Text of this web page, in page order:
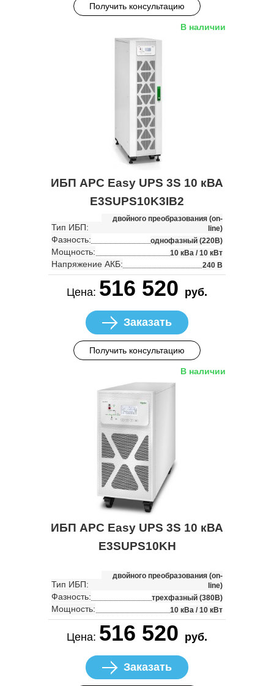
Получить консультацию
В наличии
ИБП APC Easy UPS 3S 10 кВА
E3SUPS10K3IB2
Тип ИБП:
двойного преобразования (on-
line)
Фазность: однофазный (220В)
Мощность: 10 кВа / 10 кВт
Напряжение АКБ: 240 В
Цена: 516 520 руб.
Заказать
Получить консультацию
В наличии
ИБП APC Easy UPS 3S 10 кВА
E3SUPS10KH
Тип ИБП:
двойного преобразования (on-
line)
Фазность: трехфазный (380В)
Мощность: 10 кВа / 10 кВт
Цена: 516 520 руб.
Заказать